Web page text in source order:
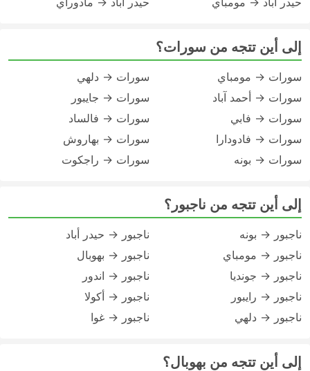
إلى أين تتجه من سورات؟
سورات → مومباي
سورات → أحمد آباد
سورات → فابي
سورات → فادودارا
سورات → بونه
سورات → دلهي
سورات → جايبور
سورات → فالساد
سورات → بهاروش
سورات → راجكوت
إلى أين تتجه من ناجبور؟
ناجبور → بونه
ناجبور → مومباي
ناجبور → جونديا
ناجبور → رايبور
ناجبور → دلهي
ناجبور → حيدر أباد
ناجبور → بهوبال
ناجبور → اندور
ناجبور → أكولا
ناجبور → غوا
إلى أين تتجه من بهوبال؟